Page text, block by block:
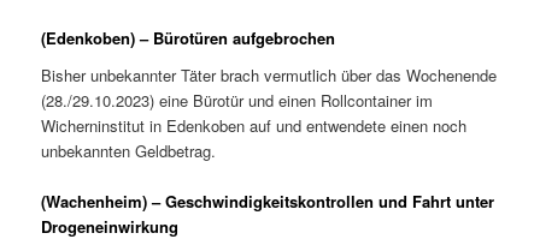
(Edenkoben) – Bürotüren aufgebrochen
Bisher unbekannter Täter brach vermutlich über das Wochenende
(28./29.10.2023) eine Bürotür und einen Rollcontainer im
Wicherninstitut in Edenkoben auf und entwendete einen noch
unbekannten Geldbetrag.
(Wachenheim) – Geschwindigkeitskontrollen und Fahrt unter
Drogeneinwirkung